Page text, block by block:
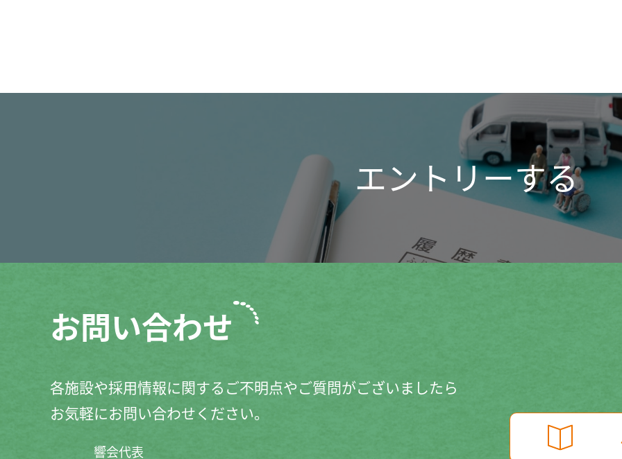
エントリーする
お問い合わせ
各施設や採用情報に関するご不明点やご質問がございましたら
お気軽にお問い合わせください。
響会代表